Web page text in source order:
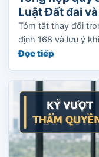
Luật Đất đai
Tóm tắt thay đổi
định 168 và lưu ý
Đọc tiếp